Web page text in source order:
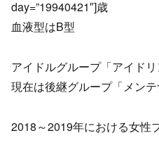
day=”19940421″]歳
血液型はB型
アイドルグループ「アイド
現在は後継グループ「メン
2018～2019年における女性